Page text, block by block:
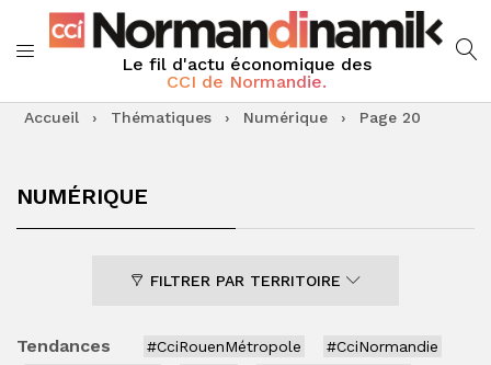
Le fil d'actu économique des
CCI de Normandie.
Accueil › Thématiques › Numérique › Page 20
NUMÉRIQUE
FILTRER PAR TERRITOIRE
Tendances #CciRouenMétropole
#CciNormandie